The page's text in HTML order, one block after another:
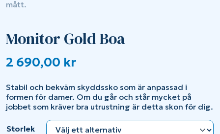
Monitor Gold Boa
2 690,00 kr
Stabil och bekväm skyddssko som är anpassad i
formen för damer. Om du går och står mycket på
jobbet som kräver bra utrustning är detta skon för dig.
Storlek